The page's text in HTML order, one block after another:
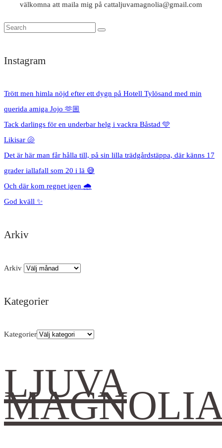
välkomna att maila mig på cattaljuvamagnolia@gmail.com
Instagram
Trött men himla nöjd efter ett dygn på Hotell Tylösand med min
querida amiga Jojo 🫶🏼
Tack darlings för en underbar helg i vackra Båstad 🩵
Likisar 🐚
Det är här man får hålla till, på sin lilla trädgårdstäppa, där känns 17
grader iallafall som 20 i lä 😅
Och där kom regnet igen 🌧️
God kväll ✨
Arkiv
Arkiv
Kategorier
Kategorier
LJUVA